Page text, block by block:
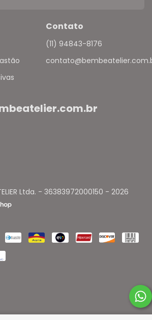
Contato
(11) 94843-8176
Ltda. - 36383972000150 - 2026